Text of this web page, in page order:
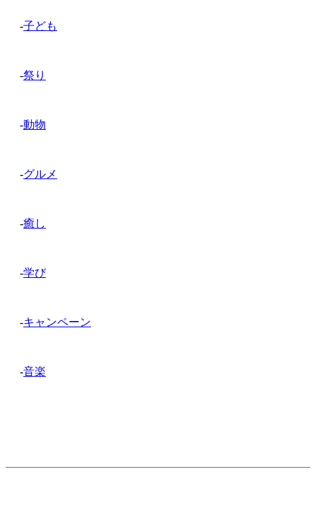
-子ども
-祭り
-動物
-グルメ
-癒し
-学び
-キャンペーン
-音楽